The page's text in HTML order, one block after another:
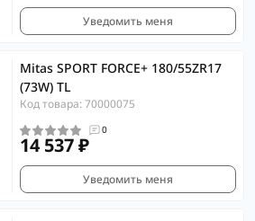
Уведомить меня
Mitas SPORT FORCE+ 180/55ZR17
(73W) TL
Код товара: 70000075
0
14 537 ₽
Уведомить меня